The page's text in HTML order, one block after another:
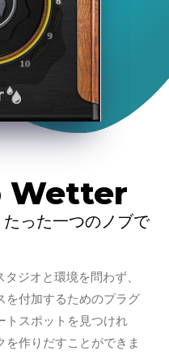
Wetter
った一つのノブで
ジオと環境を問わず、
を付加するためのプラグ
トスポットを見つけれ
作りだすことができま